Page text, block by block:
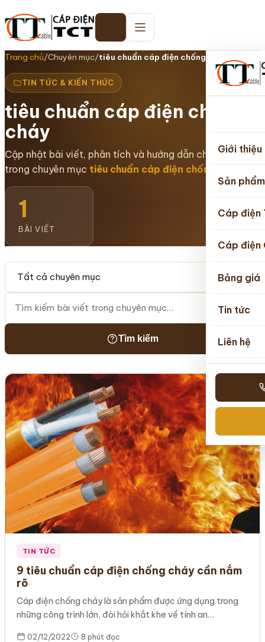
Giới thiệu
Sản phẩm
Cáp điện
Cáp điện
Bảng giá
Tin tức
Liên hệ
Trang chủ/Chuyên mục/tiêu chuẩn cáp điện chống cháy
TIN TỨC & KIẾN THỨC
tiêu chuẩn cáp điện chống
cháy
Cập nhật bài viết, phân tích và hướng dẫn chuyên sâu
trong chuyên mục tiêu chuẩn cáp điện chống cháy
1
BÀI VIẾT
Tìm kiếm
Tìm kiếm
TIN TỨC
9 tiêu chuẩn cáp điện chống cháy cần nắm
rõ
Cáp điện chống cháy là sản phẩm được ứng dụng trong
những công trình lớn, đòi hỏi khắt khe về tính an…
02/12/2022 8 phút đọc